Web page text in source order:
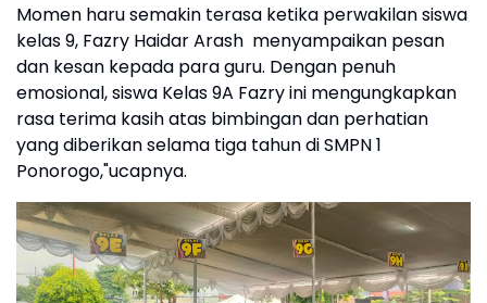
Momen haru semakin terasa ketika perwakilan siswa
kelas 9, Fazry Haidar Arash menyampaikan pesan
dan kesan kepada para guru. Dengan penuh
emosional, siswa Kelas 9A Fazry ini mengungkapkan
rasa terima kasih atas bimbingan dan perhatian
yang diberikan selama tiga tahun di SMPN 1
Ponorogo,"ucapnya.